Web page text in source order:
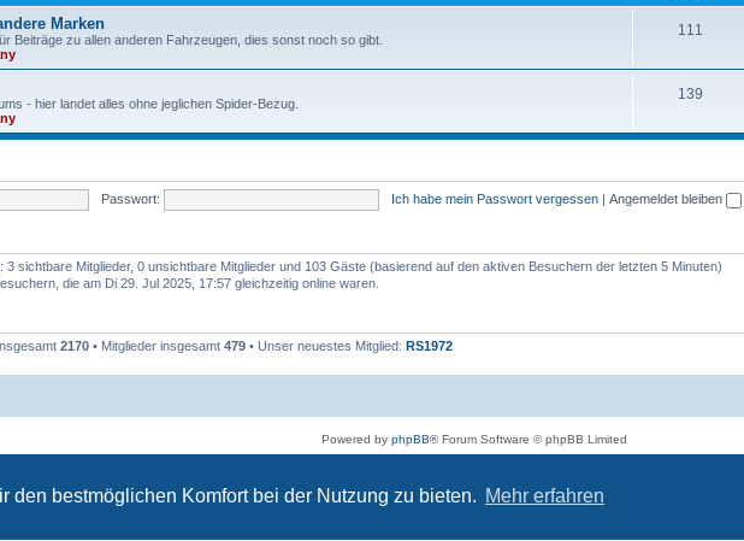
den bestmöglichen Komfort bei der Nutzung zu bieten. Mehr erfahren
Marken
Beiträge zu allen anderen Fahrzeugen, dies sonst noch so gibt.
111
- hier landet alles ohne jeglichen Spider-Bezug.
139
Passwort: Ich habe mein Passwort vergessen | Angemeldet bleiben
3 sichtbare Mitglieder, 0 unsichtbare Mitglieder und 103 Gäste (basierend auf den aktiven Besuchern der letzten 5 Minuten)
die am Di 29. Jul 2025, 17:57 gleichzeitig online waren.
2170 • Mitglieder insgesamt 479 • Unser neuestes Mitglied: RS1972
Powered by phpBB® Forum Software © phpBB Limited